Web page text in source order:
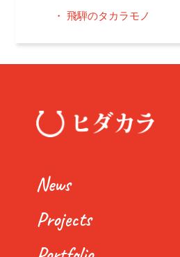
飛騨のタカラモノ
News
Projects